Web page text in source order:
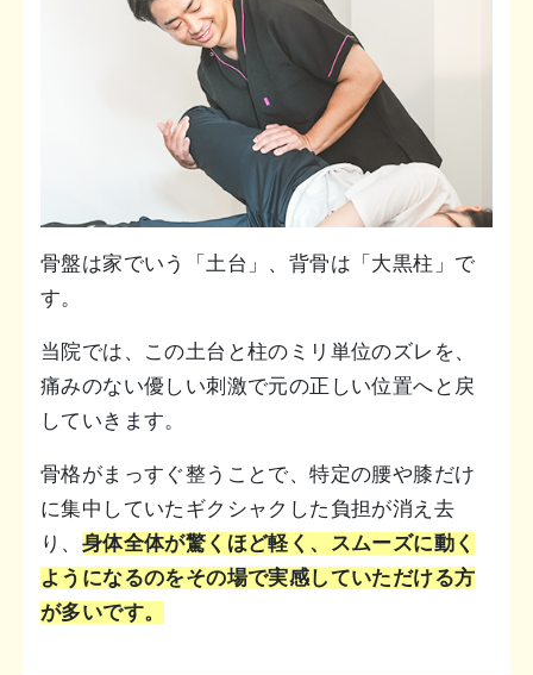
骨盤は家でいう「土台」、背骨は「大黒柱」で
す。
当院では、この土台と柱のミリ単位のズレを、
痛みのない優しい刺激で元の正しい位置へと戻
していきます。
骨格がまっすぐ整うことで、特定の腰や膝だけ
に集中していたギクシャクした負担が消え去
り、 身体全体が驚くほど軽く、スムーズに動く
ようになるのをその場で実感していただける方
が多いです。